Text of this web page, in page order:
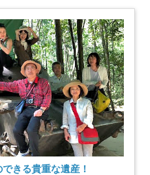
きる貴重な遺産！